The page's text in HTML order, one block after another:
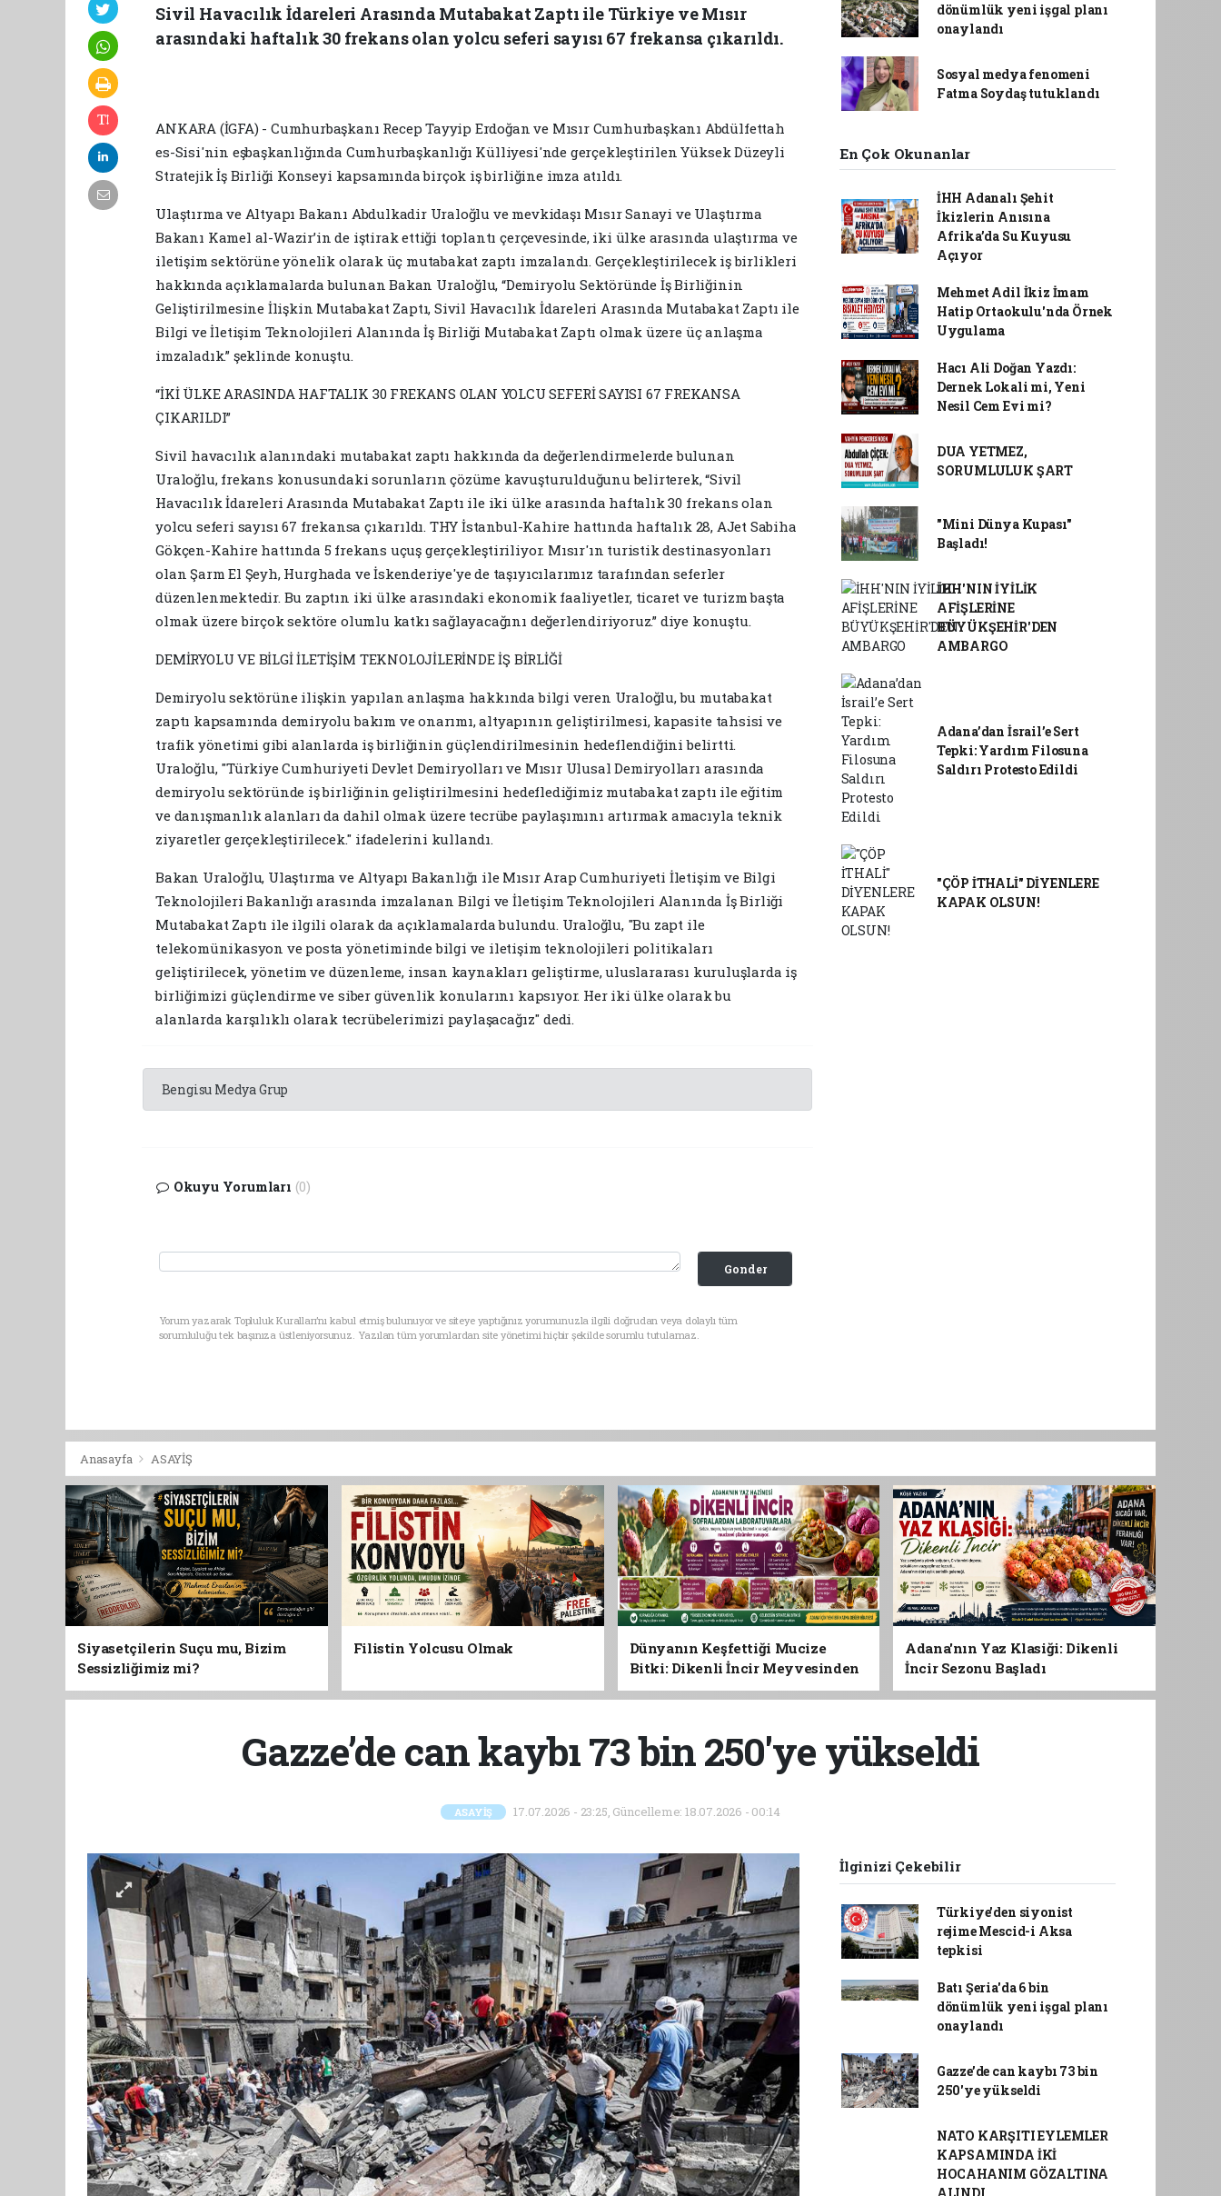
Sivil Havacılık İdareleri Arasında Mutabakat Zaptı ile Türkiye ve Mısır
arasındaki haftalık 30 frekans olan yolcu seferi sayısı 67 frekansa çıkarıldı.
ANKARA (İGFA) - Cumhurbaşkanı Recep Tayyip Erdoğan ve Mısır Cumhurbaşkanı Abdülfettah
es-Sisi'nin eşbaşkanlığında Cumhurbaşkanlığı Külliyesi'nde gerçekleştirilen Yüksek Düzeyli
Stratejik İş Birliği Konseyi kapsamında birçok iş birliğine imza atıldı.
Ulaştırma ve Altyapı Bakanı Abdulkadir Uraloğlu ve mevkidaşı Mısır Sanayi ve Ulaştırma
Bakanı Kamel al-Wazir’in de iştirak ettiği toplantı çerçevesinde, iki ülke arasında ulaştırma ve
iletişim sektörüne yönelik olarak üç mutabakat zaptı imzalandı. Gerçekleştirilecek iş birlikleri
hakkında açıklamalarda bulunan Bakan Uraloğlu, “Demiryolu Sektöründe İş Birliğinin
Geliştirilmesine İlişkin Mutabakat Zaptı, Sivil Havacılık İdareleri Arasında Mutabakat Zaptı ile
Bilgi ve İletişim Teknolojileri Alanında İş Birliği Mutabakat Zaptı olmak üzere üç anlaşma
imzaladık.” şeklinde konuştu.
“İKİ ÜLKE ARASINDA HAFTALIK 30 FREKANS OLAN YOLCU SEFERİ SAYISI 67 FREKANSA
ÇIKARILDI”
Sivil havacılık alanındaki mutabakat zaptı hakkında da değerlendirmelerde bulunan
Uraloğlu, frekans konusundaki sorunların çözüme kavuşturulduğunu belirterek, “Sivil
Havacılık İdareleri Arasında Mutabakat Zaptı ile iki ülke arasında haftalık 30 frekans olan
yolcu seferi sayısı 67 frekansa çıkarıldı. THY İstanbul-Kahire hattında haftalık 28, AJet Sabiha
Gökçen-Kahire hattında 5 frekans uçuş gerçekleştiriliyor. Mısır'ın turistik destinasyonları
olan Şarm El Şeyh, Hurghada ve İskenderiye'ye de taşıyıcılarımız tarafından seferler
düzenlenmektedir. Bu zaptın iki ülke arasındaki ekonomik faaliyetler, ticaret ve turizm başta
olmak üzere birçok sektöre olumlu katkı sağlayacağını değerlendiriyoruz.” diye konuştu.
DEMİRYOLU VE BİLGİ İLETİŞİM TEKNOLOJİLERİNDE İŞ BİRLİĞİ
Demiryolu sektörüne ilişkin yapılan anlaşma hakkında bilgi veren Uraloğlu, bu mutabakat
zaptı kapsamında demiryolu bakım ve onarımı, altyapının geliştirilmesi, kapasite tahsisi ve
trafik yönetimi gibi alanlarda iş birliğinin güçlendirilmesinin hedeflendiğini belirtti.
Uraloğlu, "Türkiye Cumhuriyeti Devlet Demiryolları ve Mısır Ulusal Demiryolları arasında
demiryolu sektöründe iş birliğinin geliştirilmesini hedeflediğimiz mutabakat zaptı ile eğitim
ve danışmanlık alanları da dahil olmak üzere tecrübe paylaşımını artırmak amacıyla teknik
ziyaretler gerçekleştirilecek." ifadelerini kullandı.
Bakan Uraloğlu, Ulaştırma ve Altyapı Bakanlığı ile Mısır Arap Cumhuriyeti İletişim ve Bilgi
Teknolojileri Bakanlığı arasında imzalanan Bilgi ve İletişim Teknolojileri Alanında İş Birliği
Mutabakat Zaptı ile ilgili olarak da açıklamalarda bulundu. Uraloğlu, "Bu zapt ile
telekomünikasyon ve posta yönetiminde bilgi ve iletişim teknolojileri politikaları
geliştirilecek, yönetim ve düzenleme, insan kaynakları geliştirme, uluslararası kuruluşlarda iş
birliğimizi güçlendirme ve siber güvenlik konularını kapsıyor. Her iki ülke olarak bu
alanlarda karşılıklı olarak tecrübelerimizi paylaşacağız" dedi.
Bengisu Medya Grup
Okuyu Yorumları (0)
Gonder
Yorum yazarak Topluluk Kuralları’nı kabul etmiş bulunuyor ve siteye yaptığınız yorumunuzla ilgili doğrudan veya dolaylı tüm
sorumluluğu tek başınıza üstleniyorsunuz. Yazılan tüm yorumlardan site yönetimi hiçbir şekilde sorumlu tutulamaz.
dönümlük yeni işgal planı
onaylandı
Sosyal medya fenomeni
Fatma Soydaş tutuklandı
En Çok Okunanlar
İHH Adanalı Şehit
İkizlerin Anısına
Afrika’da Su Kuyusu
Açıyor
Mehmet Adil İkiz İmam
Hatip Ortaokulu'nda Örnek
Uygulama
Hacı Ali Doğan Yazdı:
Dernek Lokali mi, Yeni
Nesil Cem Evi mi?
DUA YETMEZ,
SORUMLULUK ŞART
"Mini Dünya Kupası"
Başladı!
İHH'NIN İYİLİK
AFİŞLERİNE
BÜYÜKŞEHİR'DEN
AMBARGO
Adana’dan İsrail’e Sert
Tepki: Yardım Filosuna
Saldırı Protesto Edildi
"ÇÖP İTHALİ" DİYENLERE
KAPAK OLSUN!
Anasayfa ASAYİŞ
Siyasetçilerin Suçu mu, Bizim
Sessizliğimiz mi?
Filistin Yolcusu Olmak
Dünyanın Keşfettiği Mucize
Bitki: Dikenli İncir Meyvesinden
Yaprağına Geleceğin Süper Gıdası
Adana'nın Yaz Klasiği: Dikenli
İncir Sezonu Başladı
Gazze’de can kaybı 73 bin 250'ye yükseldi
ASAYİŞ 17.07.2026 - 23:25, Güncelleme: 18.07.2026 - 00:14
İlginizi Çekebilir
Türkiye'den siyonist
rejime Mescid-i Aksa
tepkisi
Batı Şeria'da 6 bin
dönümlük yeni işgal planı
onaylandı
Gazze’de can kaybı 73 bin
250'ye yükseldi
NATO KARŞITI EYLEMLER
KAPSAMINDA İKİ
HOCAHANIM GÖZALTINA